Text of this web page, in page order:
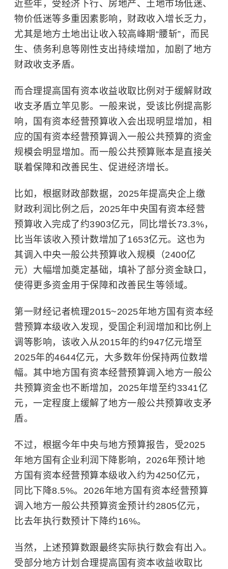
近些年，受经济下行、房地产、土地市场低迷、
物价低迷等多重因素影响，财政收入增长乏力，
尤其是地方土地出让收入较高峰期“腰斩”，而民
生、债务利息等刚性支出持续增加，加剧了地方
财政收支矛盾。
而合理提高国有资本收益收取比例对于缓解财政
收支矛盾立竿见影。一般来说，受该比例提高影
响，国有资本经营预算收入会出现明显增加，相
应的国有资本经营预算调入一般公共预算的资金
规模会明显增加。而一般公共预算账本是直接关
联着保障和改善民生、促进经济增长。
比如，根据财政部数据，2025年提高央企上缴
财政利润比例之后，2025年中央国有资本经营
预算收入完成了约3903亿元，同比增长73.3%，
比当年该收入预计数增加了1653亿元。这也为
其调入中央一般公共预算收入规模（2400亿
元）大幅增加奠定基础，填补了部分资金缺口，
使得更多资金用于保障和改善民生等领域。
第一财经记者梳理2015~2025年地方国有资本经
营预算本级收入发现，受国企利润增加和比例上
调等影响，该收入从2015年的约947亿元增至
2025年的4644亿元，大多数年份保持两位数增
幅。其中地方国有资本经营预算调入地方一般公
共预算资金也不断增加，2025年增至约3341亿
元，一定程度上缓解了地方一般公共预算收支矛
盾。
不过，根据今年中央与地方预算报告，受2025
年地方国有企业利润下降影响，2026年预计地
方国有资本经营预算本级收入约为4250亿元，
同比下降8.5%。2026年地方国有资本经营预算
调入地方一般公共预算资金预计约2805亿元，
比去年执行数预计下降约16%。
当然，上述预算数跟最终实际执行数会有出入。
受部分地方计划合理提高国有资本收益收取比